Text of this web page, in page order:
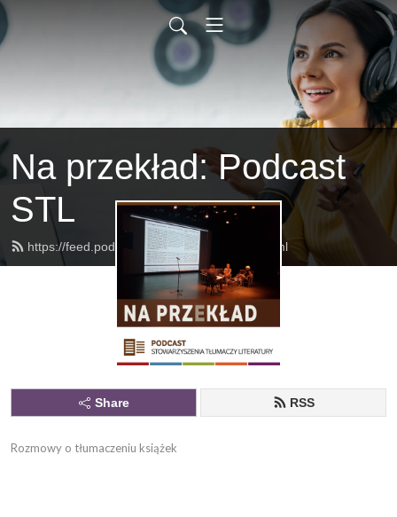
Na przekład: Podcast
STL
https://feed.podbean.com/naprzeklad/feed.xml
Share RSS
Rozmowy o tłumaczeniu książek